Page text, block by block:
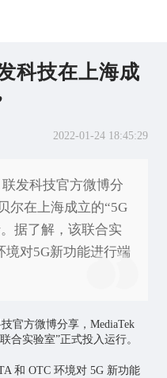
科技在上海成
2022-01-24 18:45:29
发科技官方微博分
尔在上海成立的“5G
据了解，该联合实
境对5G新功能进行端
官方微博分享，MediaTek
合实验室”正式投入运行。
和 OTC 环境对 5G 新功能